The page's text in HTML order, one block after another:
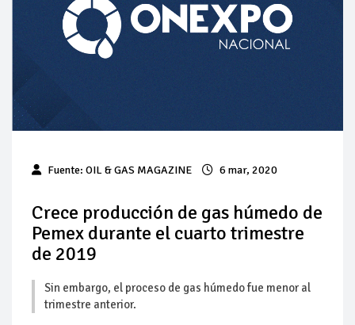
Pierde Pemex 71 millones de pesos al día por
"procesadoras" ilegales
Incertidumbre regulatoria pone a prueba las inversiones de
las Estaciones de Servicio familiares
espera estabilización del mercado
Baja 5% más el precio internacional del crudo por posible
acuerdo de paz
Petróleo continúa su descenso en el mercado internacional
Fuente: OIL & GAS MAGAZINE 6 mar, 2020
Crece producción de gas húmedo de
Pemex durante el cuarto trimestre
de 2019
Sin embargo, el proceso de gas húmedo fue menor al
trimestre anterior.